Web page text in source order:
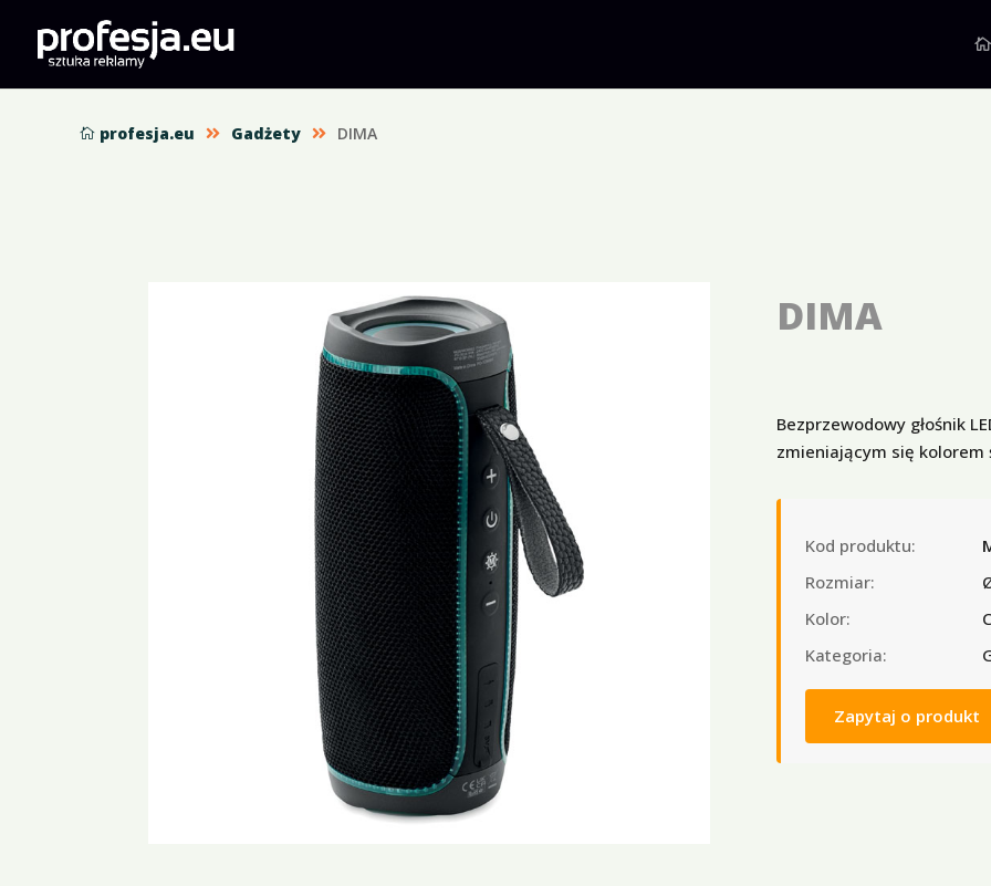
 profesja.eu  Gadżety  DIMA
DIMA
Bezprzewodowy głośnik
zmieniającym się kolorem
Kod produktu:
Rozmiar:
Kolor:
Kategoria:
Zapytaj o produkt